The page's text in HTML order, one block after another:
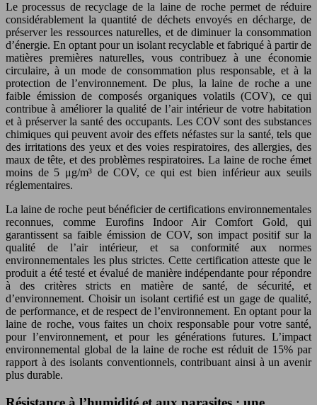
Le processus de recyclage de la laine de roche permet de réduire
considérablement la quantité de déchets envoyés en décharge, de
préserver les ressources naturelles, et de diminuer la consommation
d’énergie. En optant pour un isolant recyclable et fabriqué à partir de
matières premières naturelles, vous contribuez à une économie
circulaire, à un mode de consommation plus responsable, et à la
protection de l’environnement. De plus, la laine de roche a une
faible émission de composés organiques volatils (COV), ce qui
contribue à améliorer la qualité de l’air intérieur de votre habitation
et à préserver la santé des occupants. Les COV sont des substances
chimiques qui peuvent avoir des effets néfastes sur la santé, tels que
des irritations des yeux et des voies respiratoires, des allergies, des
maux de tête, et des problèmes respiratoires. La laine de roche émet
moins de 5 μg/m³ de COV, ce qui est bien inférieur aux seuils
réglementaires.
La laine de roche peut bénéficier de certifications environnementales
reconnues, comme Eurofins Indoor Air Comfort Gold, qui
garantissent sa faible émission de COV, son impact positif sur la
qualité de l’air intérieur, et sa conformité aux normes
environnementales les plus strictes. Cette certification atteste que le
produit a été testé et évalué de manière indépendante pour répondre
à des critères stricts en matière de santé, de sécurité, et
d’environnement. Choisir un isolant certifié est un gage de qualité,
de performance, et de respect de l’environnement. En optant pour la
laine de roche, vous faites un choix responsable pour votre santé,
pour l’environnement, et pour les générations futures. L’impact
environnemental global de la laine de roche est réduit de 15% par
rapport à des isolants conventionnels, contribuant ainsi à un avenir
plus durable.